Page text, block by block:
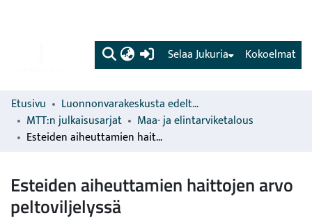
(current) Kokoelmat
Selaa Jukuria
Etusivu
Luonnonvarakeskusta edeltävien organisaatioiden sarjat
MTT:n julkaisusarjat
Maa- ja elintarviketalous
Esteiden aiheuttamien haittojen arvo peltoviljelyssä
Esteiden aiheuttamien haittojen arvo
peltoviljelyssä